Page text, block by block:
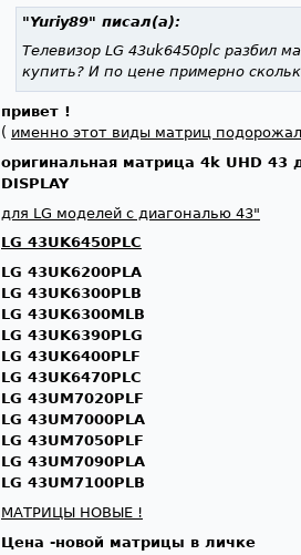
"Yuriy89" писал(а):
Телевизор LG 43uk6450plc разбил
купить? И по цене примерно
привет !
( именно этот виды матриц
оригинальная матрица 4k UHD 43
DISPLAY
для LG моделей с диагональю 43"
LG 43UK6450PLC
LG 43UK6200PLA
LG 43UK6300PLB
LG 43UK6300MLB
LG 43UK6390PLG
LG 43UK6400PLF
LG 43UK6470PLC
LG 43UM7020PLF
LG 43UM7000PLA
LG 43UM7050PLF
LG 43UM7090PLA
LG 43UM7100PLB
МАТРИЦЫ НОВЫЕ !
Цена -новой матрицы в личке